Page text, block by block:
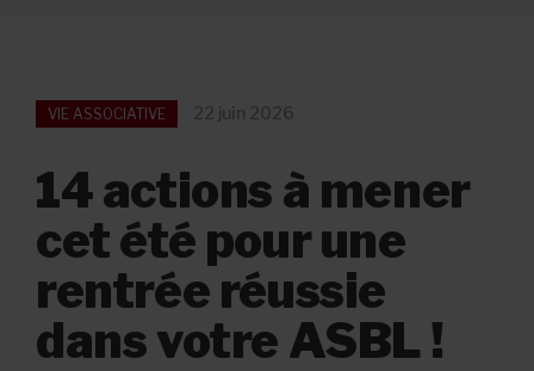
VIE ASSOCIATIVE 22 juin 2026
14 actions à mener
cet été pour une
rentrée réussie
dans votre ASBL !